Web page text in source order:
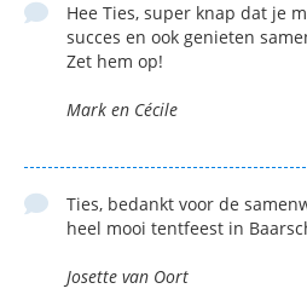
Hee Ties, super knap dat je
succes en ook genieten
Zet hem op!
Mark en Cécile
Ties, bedankt voor de
heel mooi tentfeest in
Josette van Oort